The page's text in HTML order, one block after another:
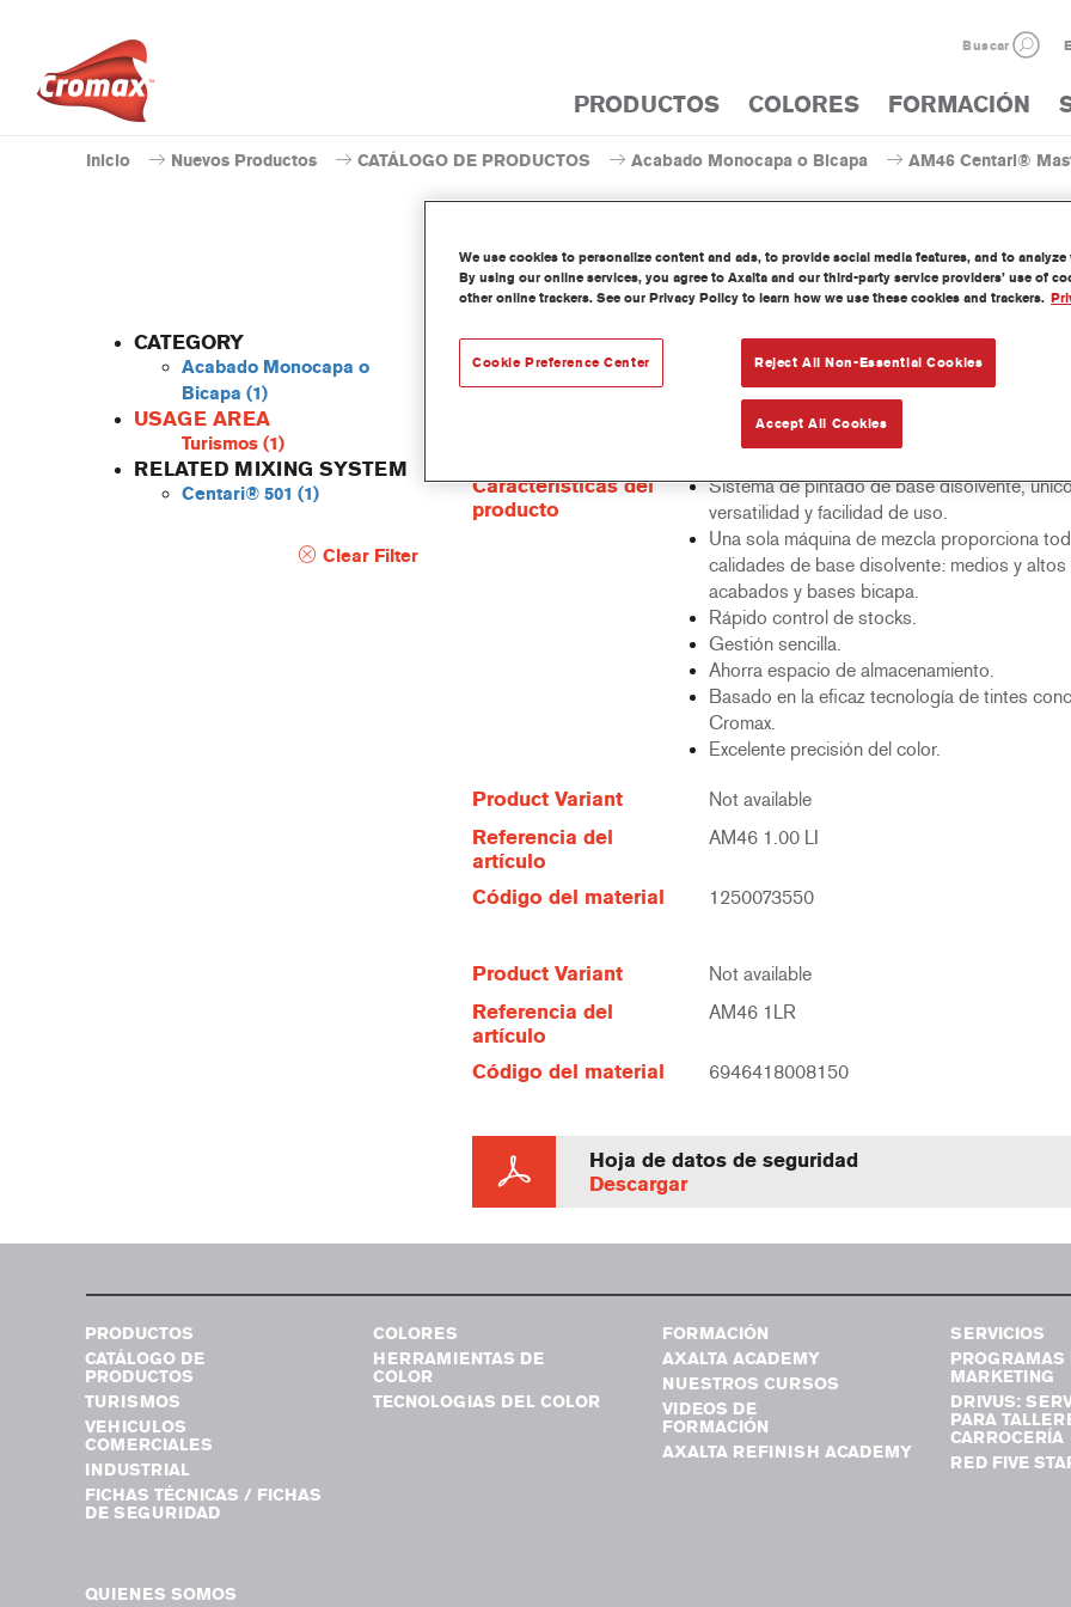
Buscar
PRODUCTOS COLORES FORMACIÓN
Inicio Nuevos Productos CATÁLOGO DE PRODUCTOS Acabado Monocapa o Bicapa AM46 Centari®
CATEGORY
Acabado Monocapa o
Bicapa (1)
USAGE AREA
Turismos (1)
RELATED MIXING SYSTEM
Centari® 501 (1)
Clear Filter
AM46 Centari®
Centari Mastertint es un tinte concentrado de base disolvente que forma
las gamas de acabado y bases bicapa Centari.
Características del
producto
Sistema de pintado de base disolvente,
versatilidad y facilidad de uso.
Una sola máquina de mezcla proporciona
calidades de base disolvente: medios y
acabados y bases bicapa.
Rápido control de stocks.
Gestión sencilla.
Ahorra espacio de almacenamiento.
Basado en la eficaz tecnología de tintes
Cromax.
Excelente precisión del color.
Product Variant Not available
Referencia del
artículo
AM46 1.00 LI
Código del material 1250073550
Product Variant Not available
Referencia del
artículo
AM46 1LR
Código del material 6946418008150
Hoja de datos de seguridad
Descargar
PRODUCTOS
CATÁLOGO DE
PRODUCTOS
TURISMOS
VEHICULOS
COMERCIALES
INDUSTRIAL
FICHAS TÉCNICAS / FICHAS
DE SEGURIDAD
COLORES
HERRAMIENTAS DE
COLOR
TECNOLOGIAS DEL COLOR
FORMACIÓN
AXALTA ACADEMY
NUESTROS CURSOS
VIDEOS DE
FORMACIÓN
AXALTA REFINISH ACADEMY
SERVICIOS
PROGRAMAS
MARKETING
DRIVUS:
PARA
CARROCERÍA
RED FIVE
QUIENES SOMOS
We use cookies to personalize content and ads, to provide social media features, and to
By using our online services, you agree to Axalta and our third-party service providers’ use of
other online trackers. See our Privacy Policy to learn how we use these cookies and trackers.
Reject All Non-Essential Cookies
Accept All Cookies
Cookie Preference Center